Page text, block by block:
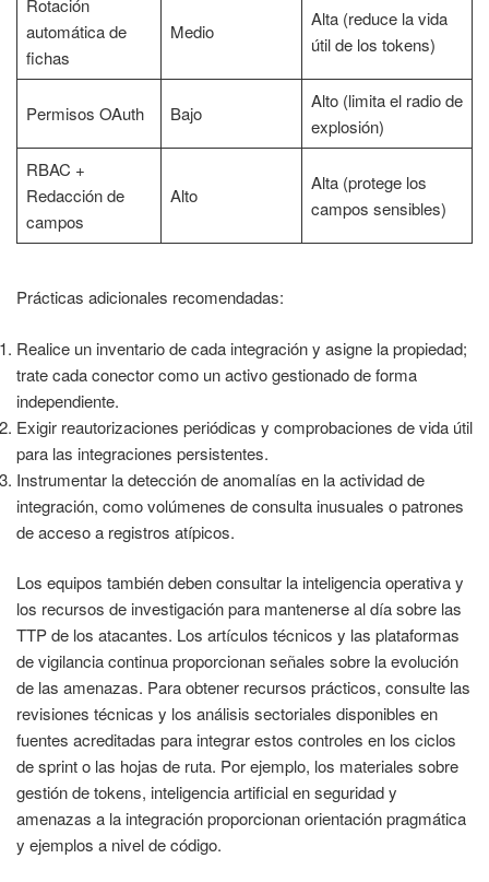
Rotación
automática de
fichas
Medio
Alta (reduce la vida
útil de los tokens)
Permisos OAuth Bajo
Alto (limita el radio de
explosión)
RBAC +
Redacción de
campos
Alto
Alta (protege los
campos sensibles)
Prácticas adicionales recomendadas:
Realice un inventario de cada integración y asigne la propiedad;
trate cada conector como un activo gestionado de forma
independiente.
Exigir reautorizaciones periódicas y comprobaciones de vida útil
para las integraciones persistentes.
Instrumentar la detección de anomalías en la actividad de
integración, como volúmenes de consulta inusuales o patrones
de acceso a registros atípicos.
Los equipos también deben consultar la inteligencia operativa y
los recursos de investigación para mantenerse al día sobre las
TTP de los atacantes. Los artículos técnicos y las plataformas
de vigilancia continua proporcionan señales sobre la evolución
de las amenazas. Para obtener recursos prácticos, consulte las
revisiones técnicas y los análisis sectoriales disponibles en
fuentes acreditadas para integrar estos controles en los ciclos
de sprint o las hojas de ruta. Por ejemplo, los materiales sobre
gestión de tokens, inteligencia artificial en seguridad y
amenazas a la integración proporcionan orientación pragmática
y ejemplos a nivel de código.